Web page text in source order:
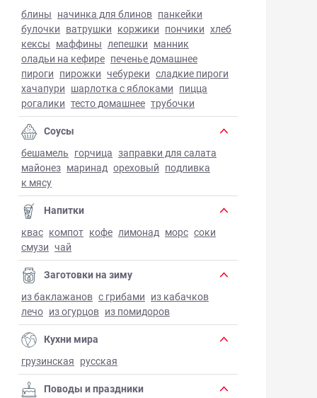
блины начинка для блинов панкейки
булочки ватрушки коржики пончики хлеб
кексы маффины лепешки манник
оладьи на кефире печенье домашнее
пироги пирожки чебуреки сладкие пироги
хачапури шарлотка с яблоками пицца
рогалики тесто домашнее трубочки
Соусы
бешамель горчица заправки для салата
майонез маринад ореховый подливка
к мясу
Напитки
квас компот кофе лимонад морс соки
смузи чай
Заготовки на зиму
из баклажанов с грибами из кабачков
лечо из огурцов из помидоров
Кухни мира
грузинская русская
Поводы и праздники